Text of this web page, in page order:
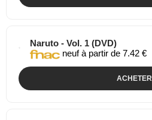
Naruto - Vol. 1 (DVD)
neuf à partir de 7.42 €
ACHETER